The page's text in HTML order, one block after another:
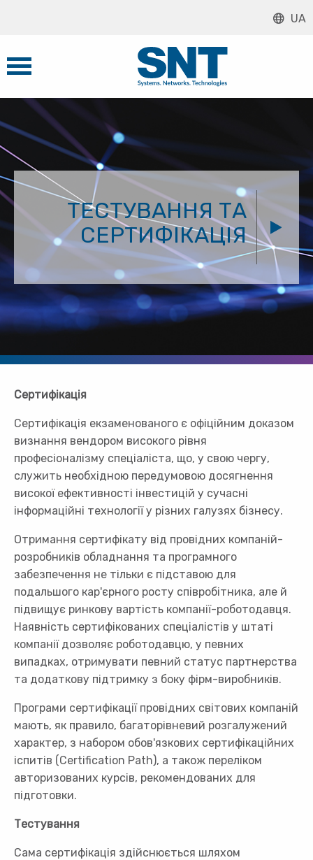
UA
ТЕСТУВАННЯ ТА
СЕРТИФІКАЦІЯ
Сертифікація
Сертифікація екзаменованого є офіційним доказом
визнання вендором високого рівня
професіоналізму спеціаліста, що, у свою чергу,
служить необхідною передумовою досягнення
високої ефективності інвестицій у сучасні
інформаційні технології у різних галузях бізнесу.
Отримання сертифікату від провідних компаній-
розробників обладнання та програмного
забезпечення не тільки є підставою для
подальшого кар'єрного росту співробітника, але й
підвищує ринкову вартість компанії-роботодавця.
Наявність сертифікованих спеціалістів у штаті
компанії дозволяє роботодавцю, у певних
випадках, отримувати певний статус партнерства
та додаткову підтримку з боку фірм-виробників.
Програми сертифікації провідних світових компаній
мають, як правило, багаторівневий розгалужений
характер, з набором обов'язкових сертифікаційних
іспитів (Certification Path), а також переліком
авторизованих курсів, рекомендованих для
підготовки.
Тестування
Сама сертифікація здійснюється шляхом